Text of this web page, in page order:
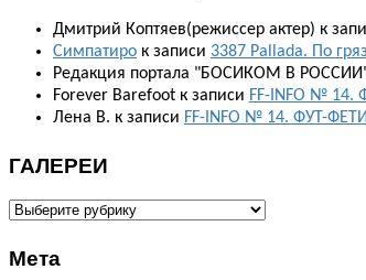
Дмитрий Коптяев(режиссер актер) к
Симпатиро к записи 3387 Pallada. По
Редакция портала "БОСИКОМ В
Forever Barefoot к записи FF-INFO №
Лена В. к записи FF-INFO № 14. ФУТ-
ГАЛЕРЕИ
ГАЛЕРЕИ
Мета